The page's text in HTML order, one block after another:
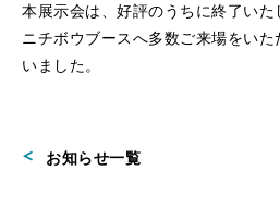
本展示会は、好評のうちに終了いた
ニチボウブースへ多数ご来場をい
いました。
お知らせ一覧